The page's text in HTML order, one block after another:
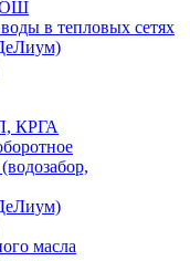
в тепловых сетях
КРГА
масла